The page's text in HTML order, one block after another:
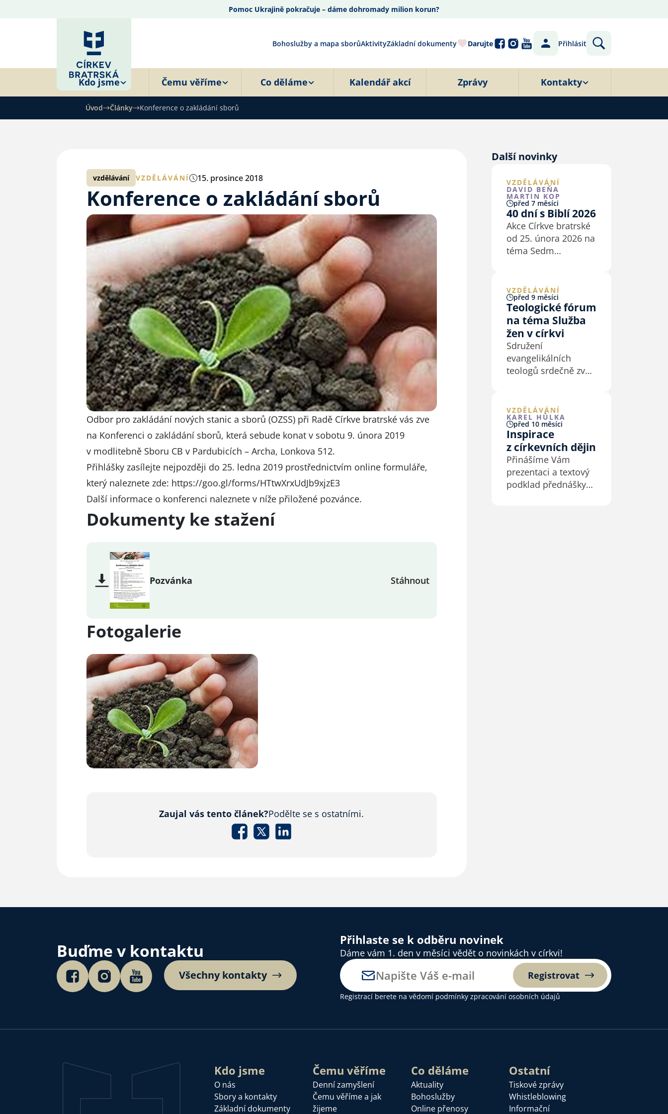
Pomoc Ukrajině pokračuje – dáme dohromady milion korun?
Bohoslužby a mapa sborůAktivityZákladní dokumenty Darujte Přihlásit
Kdo jsme Čemu věříme Co děláme Kalendář akcí Zprávy Kontakty
Úvod Články Konference o zakládání sborů
vzdělávání VZDĚLÁVÁNÍ 15. prosince 2018
Konference o zakládání sborů
Odbor pro zakládání nových stanic a sborů (OZSS) při Radě Církve bratrské vás zve
na Konferenci o zakládání sborů, která sebude konat v sobotu 9. února 2019
v modlitebně Sboru CB v Pardubicích – Archa, Lonkova 512.
Přihlášky zasílejte nejpozději do 25. ledna 2019 prostřednictvím online formuláře,
který naleznete zde: https://goo.gl/forms/HTtwXrxUdJb9xjzE3
Další informace o konferenci naleznete v níže přiložené pozvánce.
Dokumenty ke stažení
Pozvánka Stáhnout
Fotogalerie
Zaujal vás tento článek?Podělte se s ostatními.
Další novinky
VZDĚLÁVÁNÍ
DAVID BEŇA
MARTIN KOP
před 7 měsíci
40 dní s Biblí 2026
Akce Církve bratrské
od 25. února 2026 na
téma Sedm
podkladů pro kázání
a biblické studium.
VZDĚLÁVÁNÍ
před 9 měsíci
Teologické fórum
na téma Služba
žen v církvi
Sdružení
evangelikálních
teologů srdečně zve
v církvi, které se
bude konat v pondělí
1. prosince 2025.
VZDĚLÁVÁNÍ
KAREL HŮLKA
před 10 měsíci
Inspirace
z církevních dějin
Přinášíme Vám
prezentaci a textový
podklad přednášky
Buďme v kontaktu
Všechny kontakty
Přihlaste se k odběru novinek
Dáme vám 1. den v měsíci vědět o novinkách v církvi!
Registrovat
Registrací berete na vědomí podmínky zpracování osobních údajů
Kdo jsme
O nás
Sbory a kontakty
Základní dokumenty
Čemu věříme
Denní zamyšlení
Čemu věříme a jak
žijeme
Co děláme
Aktuality
Bohoslužby
Online přenosy
Ostatní
Tiskové zprávy
Whistleblowing
Informační